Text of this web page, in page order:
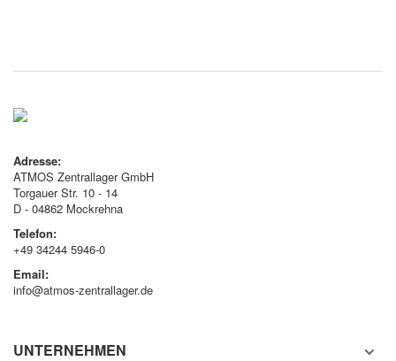
Adresse:
ATMOS Zentrallager GmbH
Torgauer Str. 10 - 14
D - 04862 Mockrehna
Telefon:
+49 34244 5946-0
Email:
info@atmos-zentrallager.de
UNTERNEHMEN